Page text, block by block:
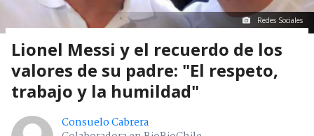
Redes Sociales
Lionel Messi y el recuerdo de los
valores de su padre: "El respeto,
trabajo y la humildad"
Consuelo Cabrera